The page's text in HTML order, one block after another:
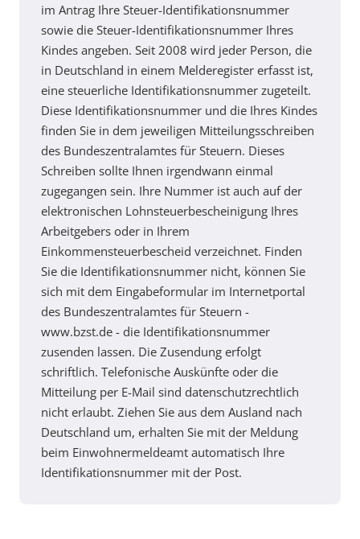
im Antrag Ihre Steuer-Identifikationsnummer
sowie die Steuer-Identifikationsnummer Ihres
Kindes angeben. Seit 2008 wird jeder Person, die
in Deutschland in einem Melderegister erfasst ist,
eine steuerliche Identifikationsnummer zugeteilt.
Diese Identifikationsnummer und die Ihres Kindes
finden Sie in dem jeweiligen Mitteilungsschreiben
des Bundeszentralamtes für Steuern. Dieses
Schreiben sollte Ihnen irgendwann einmal
zugegangen sein. Ihre Nummer ist auch auf der
elektronischen Lohnsteuerbescheinigung Ihres
Arbeitgebers oder in Ihrem
Einkommensteuerbescheid verzeichnet. Finden
Sie die Identifikationsnummer nicht, können Sie
sich mit dem Eingabeformular im Internetportal
des Bundeszentralamtes für Steuern -
www.bzst.de - die Identifikationsnummer
zusenden lassen. Die Zusendung erfolgt
schriftlich. Telefonische Auskünfte oder die
Mitteilung per E-Mail sind datenschutzrechtlich
nicht erlaubt. Ziehen Sie aus dem Ausland nach
Deutschland um, erhalten Sie mit der Meldung
beim Einwohnermeldeamt automatisch Ihre
Identifikationsnummer mit der Post.